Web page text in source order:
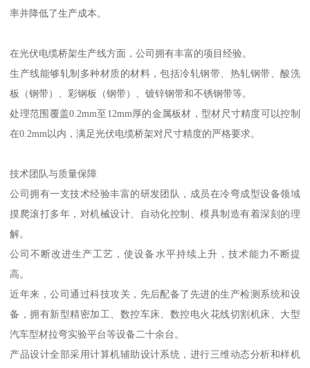
率并降低了生产成本。
在光伏电缆桥架生产线方面，公司拥有丰富的项目经验。
生产线能够轧制多种材质的材料，包括冷轧钢带、热轧钢带、酸洗
板（钢带）、彩钢板（钢带）、镀锌钢带和不锈钢带等。
处理范围覆盖0.2mm至12mm厚的金属板材，型材尺寸精度可以控制
在0.2mm以内，满足光伏电缆桥架对尺寸精度的严格要求。
技术团队与质量保障
公司拥有一支技术经验丰富的研发团队，成员在冷弯成型设备领域
摸爬滚打多年，对机械设计、自动化控制、模具制造有着深刻的理
解。
公司不断改进生产工艺，使设备水平持续上升，技术能力不断提
高。
近年来，公司通过科技攻关，先后配备了先进的生产检测系统和设
备，拥有新型精密加工、数控车床、数控电火花线切割机床、大型
汽车型材拉弯实验平台等设备二十余台。
产品设计全部采用计算机辅助设计系统，进行三维动态分析和样机